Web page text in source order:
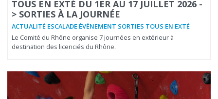
TOUS EN EXTÉ DU 1ER AU 17 JUILLET 2026 -
> SORTIES À LA JOURNÉE
ACTUALITÉ ESCALADE ÉVÈNEMENT SORTIES TOUS EN EXTÉ
Le Comité du Rhône organise 7 journées en extérieur à
destination des licenciés du Rhône.